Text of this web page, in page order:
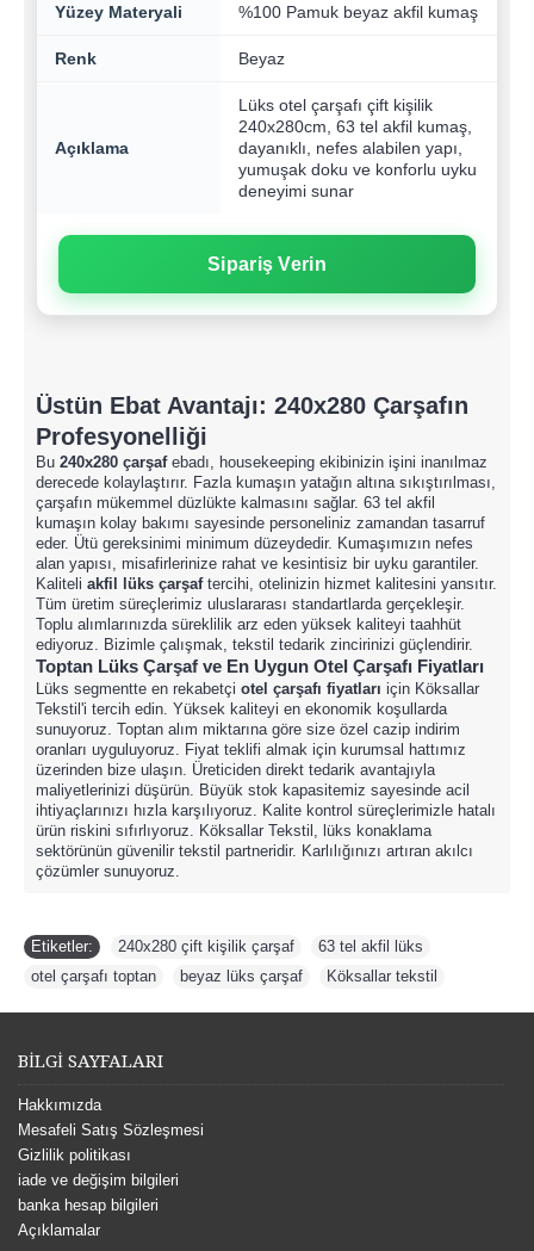
Yüzey Materyali %100 Pamuk beyaz akfil kumaş
Renk Beyaz
Açıklama
Lüks otel çarşafı çift kişilik
240x280cm, 63 tel akfil kumaş,
dayanıklı, nefes alabilen yapı,
yumuşak doku ve konforlu uyku
deneyimi sunar
Sipariş Verin
Üstün Ebat Avantajı: 240x280 Çarşafın
Profesyonelliği
Bu 240x280 çarşafebadı, housekeeping ekibinizin işini inanılmaz
derecede kolaylaştırır. Fazla kumaşın yatağın altına sıkıştırılması,
çarşafın mükemmel düzlükte kalmasını sağlar. 63 tel akfil
kumaşın kolay bakımı sayesinde personeliniz zamandan tasarruf
eder. Ütü gereksinimi minimum düzeydedir. Kumaşımızın nefes
alan yapısı, misafirlerinize rahat ve kesintisiz bir uyku garantiler.
Kaliteli akfil lüks çarşaftercihi, otelinizin hizmet kalitesini yansıtır.
Tüm üretim süreçlerimiz uluslararası standartlarda gerçekleşir.
Toplu alımlarınızda süreklilik arz eden yüksek kaliteyi taahhüt
ediyoruz. Bizimle çalışmak, tekstil tedarik zincirinizi güçlendirir.
Toptan Lüks Çarşaf ve En Uygun Otel Çarşafı Fiyatları
Lüks segmentte en rekabetçi otel çarşafı fiyatları için Köksallar
Tekstil'i tercih edin. Yüksek kaliteyi en ekonomik koşullarda
sunuyoruz. Toptan alım miktarına göre size özel cazip indirim
oranları uyguluyoruz. Fiyat teklifi almak için kurumsal hattımız
üzerinden bize ulaşın. Üreticiden direkt tedarik avantajıyla
maliyetlerinizi düşürün. Büyük stok kapasitemiz sayesinde acil
ihtiyaçlarınızı hızla karşılıyoruz. Kalite kontrol süreçlerimizle hatalı
ürün riskini sıfırlıyoruz. Köksallar Tekstil, lüks konaklama
sektörünün güvenilir tekstil partneridir. Karlılığınızı artıran akılcı
çözümler sunuyoruz.
Etiketler: 240x280 çift kişilik çarşaf 63 tel akfil lüks
otel çarşafı toptan
beyaz lüks çarşaf Köksallar tekstil
BİLGİ SAYFALARI
Hakkımızda
Mesafeli Satış Sözleşmesi
Gizlilik politikası
iade ve değişim bilgileri
banka hesap bilgileri
Açıklamalar